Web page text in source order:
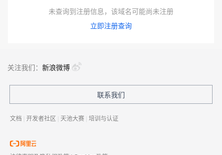
未查询到注册信息，该域名可能尚未注册
立即注册查询
关注我们： 新浪微博
联系我们
文档 | 开发者社区 | 天池大赛 | 培训与认证